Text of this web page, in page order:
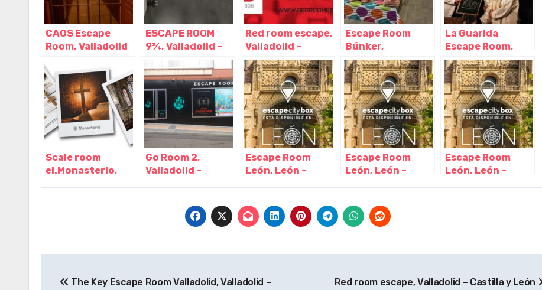
CAOS Escape
Room, Valladolid
ESCAPE ROOM
9¾, Valladolid –
Castilla y León
Red room escape,
Valladolid –
Castilla y León
Escape Room
Búnker,
Valladolid –
Castilla y León
La Guarida
Escape Room,
Valladolid –
Castilla y León
Scale room
el.Monasterio,
Go Room 2,
Valladolid –
Escape Room
León, León –
Escape Room
León, León –
Escape Room
León, León –
The Key Escape Room Valladolid, Valladolid –
Red room escape, Valladolid – Castilla y León